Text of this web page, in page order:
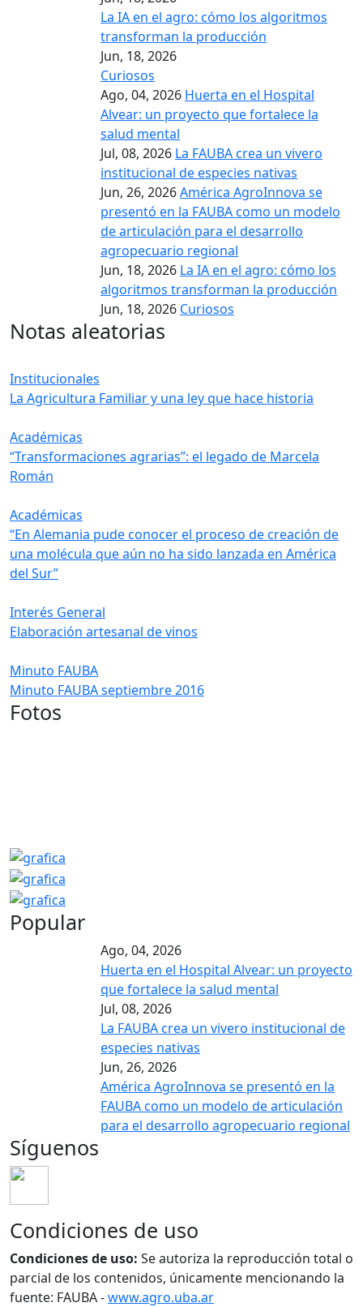
La IA en el agro: cómo los algoritmos
transforman la producción
Jun, 18, 2026
Curiosos
Ago, 04, 2026 Huerta en el Hospital
Alvear: un proyecto que fortalece la
salud mental
Jul, 08, 2026 La FAUBA crea un vivero
institucional de especies nativas
Jun, 26, 2026América AgroInnova se
presentó en la FAUBA como un modelo
de articulación para el desarrollo
agropecuario regional
Jun, 18, 2026 La IA en el agro: cómo los
algoritmos transforman la producción
Jun, 18, 2026 Curiosos
Notas aleatorias
Institucionales
La Agricultura Familiar y una ley que hace historia
Académicas
“Transformaciones agrarias”: el legado de Marcela
Román
Académicas
“En Alemania pude conocer el proceso de creación de
una molécula que aún no ha sido lanzada en América
del Sur”
Interés General
Elaboración artesanal de vinos
Minuto FAUBA
Minuto FAUBA septiembre 2016
Fotos
Popular
Ago, 04, 2026
Huerta en el Hospital Alvear: un proyecto
que fortalece la salud mental
Jul, 08, 2026
La FAUBA crea un vivero institucional de
especies nativas
Jun, 26, 2026
América AgroInnova se presentó en la
FAUBA como un modelo de articulación
para el desarrollo agropecuario regional
Síguenos
Condiciones de uso
Condiciones de uso: Se autoriza la reproducción total o
parcial de los contenidos, únicamente mencionando la
fuente: FAUBA -www.agro.uba.ar